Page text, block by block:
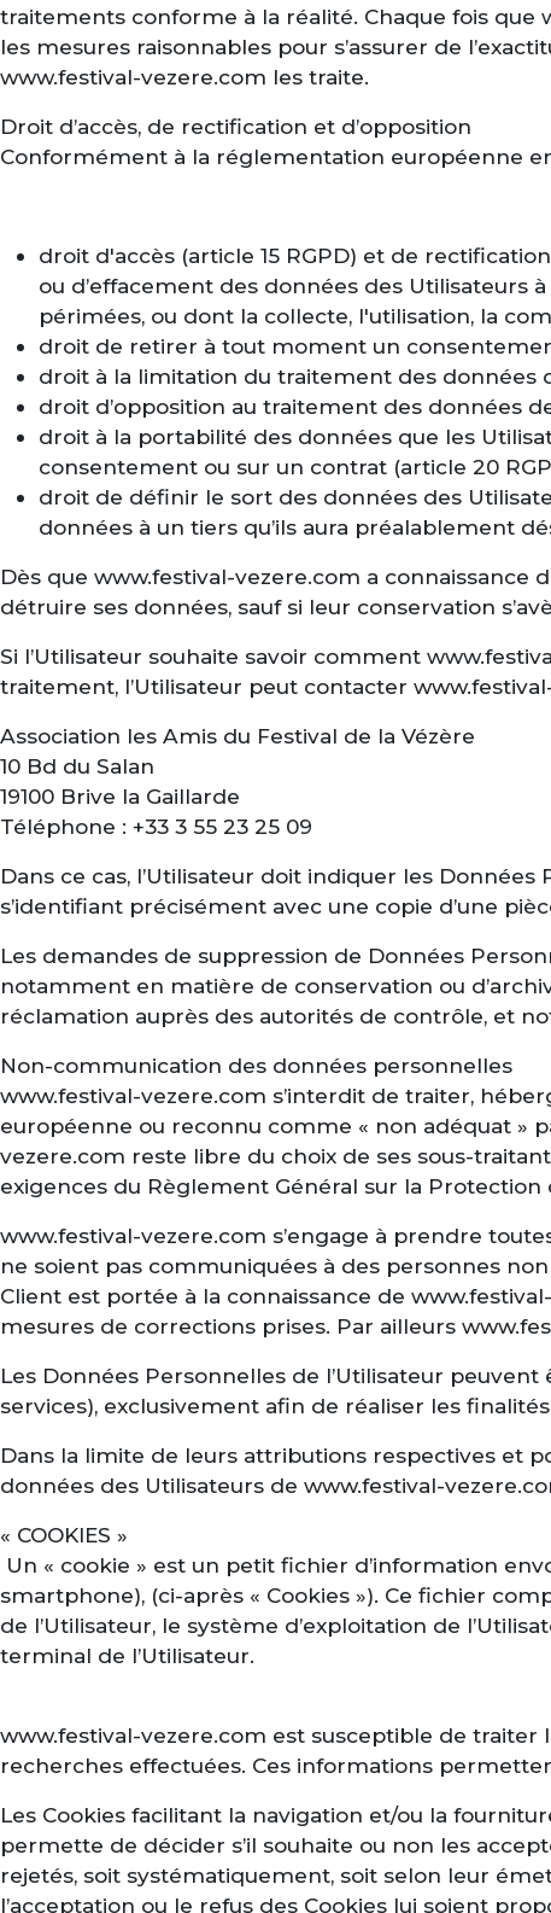
traitements conforme à la réalité. Chaque fois
les mesures raisonnables pour s’assurer de
www.festival-vezere.com les traite.
Droit d’accès, de rectification et d’opposition
Conformément à la réglementation européenne
droit d'accès (article 15 RGPD) et de
ou d’effacement des données des Utilisateurs
périmées, ou dont la collecte, l'utilisation, la
droit de retirer à tout moment un
droit à la limitation du traitement des données
droit d’opposition au traitement des données
droit à la portabilité des données que les
consentement ou sur un contrat (article 20
droit de définir le sort des données des
données à un tiers qu’ils aura préalablement
Dès que www.festival-vezere.com a connaissance
détruire ses données, sauf si leur conservation
Si l’Utilisateur souhaite savoir comment
traitement, l’Utilisateur peut contacter
Association les Amis du Festival de la Vézère
10 Bd du Salan
19100 Brive la Gaillarde
Téléphone : +33 3 55 23 25 09
Dans ce cas, l’Utilisateur doit indiquer les
s’identifiant précisément avec une copie d’une
Les demandes de suppression de Données
notamment en matière de conservation ou
réclamation auprès des autorités de contrôle, et
Non-communication des données personnelles
www.festival-vezere.com s’interdit de traiter,
européenne ou reconnu comme « non adéquat »
vezere.com reste libre du choix de ses sous-
exigences du Règlement Général sur la Protection
www.festival-vezere.com s’engage à prendre
ne soient pas communiquées à des personnes
Client est portée à la connaissance de
mesures de corrections prises. Par ailleurs
Les Données Personnelles de l’Utilisateur
services), exclusivement afin de réaliser les
Dans la limite de leurs attributions respectives et
données des Utilisateurs de www.festival-
« COOKIES »
Un « cookie » est un petit fichier d’information
smartphone), (ci-après « Cookies »). Ce fichier
de l’Utilisateur, le système d’exploitation de
terminal de l’Utilisateur.
www.festival-vezere.com est susceptible de traiter
recherches effectuées. Ces informations
Les Cookies facilitant la navigation et/ou la
permette de décider s’il souhaite ou non les
rejetés, soit systématiquement, soit selon leur
l’acceptation ou le refus des Cookies lui soient